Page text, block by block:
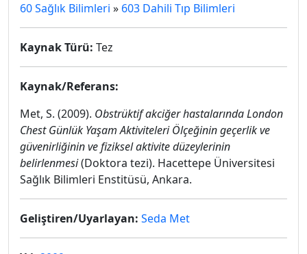
60 Sağlık Bilimleri » 603 Dahili Tıp Bilimleri
Kaynak Türü: Tez
Kaynak/Referans:
Met, S. (2009). Obstrüktif akciğer hastalarında London
Chest Günlük Yaşam Aktiviteleri Ölçeğinin geçerlik ve
güvenirliğinin ve fiziksel aktivite düzeylerinin
belirlenmesi(Doktora tezi). Hacettepe Üniversitesi
Sağlık Bilimleri Enstitüsü, Ankara.
Geliştiren/Uyarlayan: Seda Met